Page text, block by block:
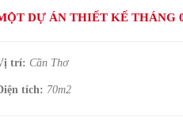
DỰ ÁN THIẾT KẾ THÁNG
trí: Cần Thơ
tích: 70m2